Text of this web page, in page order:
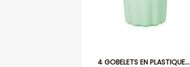
4 GOBELETS EN PLASTIQUE...